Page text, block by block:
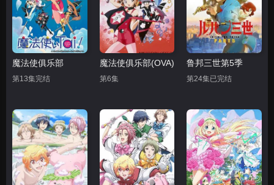
魔法使俱乐部
第13集完结
魔法使俱乐部(OVA)
第6集
鲁邦三世第5季
第24集已完结